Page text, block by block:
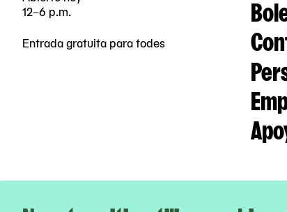
12–6 p.m.
Entrada gratuita para todes